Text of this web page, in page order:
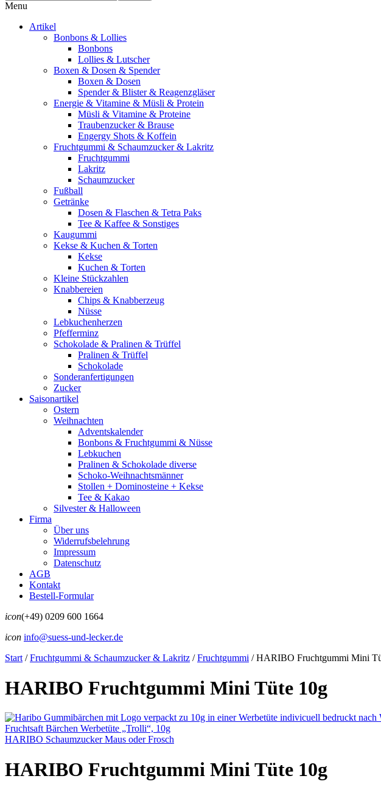
Menu
Artikel
Bonbons & Lollies
Bonbons
Lollies & Lutscher
Boxen & Dosen & Spender
Boxen & Dosen
Spender & Blister & Reagenzgläser
Energie & Vitamine & Müsli & Protein
Müsli & Vitamine & Proteine
Traubenzucker & Brause
Engergy Shots & Koffein
Fruchtgummi & Schaumzucker & Lakritz
Fruchtgummi
Lakritz
Schaumzucker
Fußball
Getränke
Dosen & Flaschen & Tetra Paks
Tee & Kaffee & Sonstiges
Kaugummi
Kekse & Kuchen & Torten
Kekse
Kuchen & Torten
Kleine Stückzahlen
Knabbereien
Chips & Knabberzeug
Nüsse
Lebkuchenherzen
Pfefferminz
Schokolade & Pralinen & Trüffel
Pralinen & Trüffel
Schokolade
Sonderanfertigungen
Zucker
Saisonartikel
Ostern
Weihnachten
Adventskalender
Bonbons & Fruchtgummi & Nüsse
Lebkuchen
Pralinen & Schokolade diverse
Schoko-Weihnachtsmänner
Stollen + Dominosteine + Kekse
Tee & Kakao
Silvester & Halloween
Firma
Über uns
Widerrufsbelehrung
Impressum
Datenschutz
AGB
Kontakt
Bestell-Formular
icon(+49) 0209 600 1664
icon info@suess-und-lecker.de
Start / Fruchtgummi & Schaumzucker & Lakritz / Fruchtgummi /HARIBO Fruchtgummi Mini
HARIBO Fruchtgummi Mini Tüte 10g
Fruchtsaft Bärchen Werbetüte „Trolli“, 10g
HARIBO Schaumzucker Maus oder Frosch
HARIBO Fruchtgummi Mini Tüte 10g